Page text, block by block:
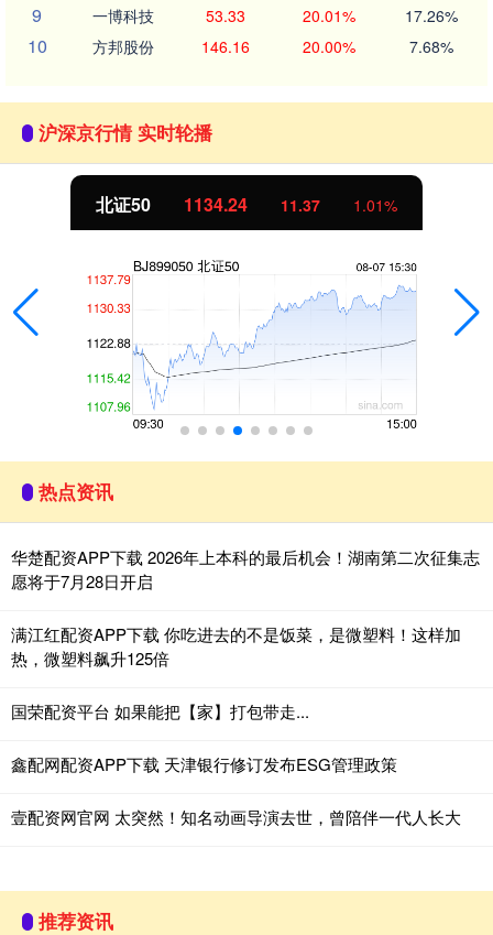
9 一博科技 53.33 20.01% 17.26%
10 方邦股份 146.16 20.00% 7.68%
沪深京行情 实时轮播
北证50 1134.24 11.37 1.01%
热点资讯
华楚配资APP下载 2026年上本科的最后机会！湖南第二次征集志
愿将于7月28日开启
满江红配资APP下载 你吃进去的不是饭菜，是微塑料！这样加
热，微塑料飙升125倍
国荣配资平台 如果能把【家】打包带走...
鑫配网配资APP下载 天津银行修订发布ESG管理政策
壹配资网官网 太突然！知名动画导演去世，曾陪伴一代人长大
推荐资讯